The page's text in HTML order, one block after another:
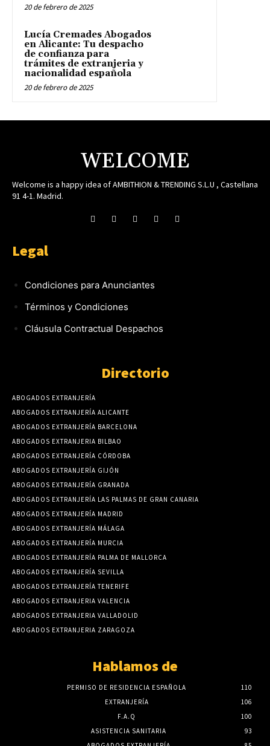
20 de febrero de 2025
Lucía Cremades Abogados
en Alicante: Tu despacho
de confianza para
trámites de extranjeria y
nacionalidad española
20 de febrero de 2025
WELCOME
Welcome is a happy idea of AMBITHION & TRENDING S.L.U , Castellana
91 4-1. Madrid.
Legal
Condiciones para Anunciantes
Términos y Condiciones
Cláusula Contractual Despachos
Directorio
ABOGADOS EXTRANJERÍA
ABOGADOS EXTRANJERÍA ALICANTE
ABOGADOS EXTRANJERÍA BARCELONA
ABOGADOS EXTRANJERIA BILBAO
ABOGADOS EXTRANJERÍA CÓRDOBA
ABOGADOS EXTRANJERÍA GIJÓN
ABOGADOS EXTRANJERÍA GRANADA
ABOGADOS EXTRANJERÍA LAS PALMAS DE GRAN CANARIA
ABOGADOS EXTRANJERÍA MADRID
ABOGADOS EXTRANJERÍA MÁLAGA
ABOGADOS EXTRANJERÍA MURCIA
ABOGADOS EXTRANJERÍA PALMA DE MALLORCA
ABOGADOS EXTRANJERÍA SEVILLA
ABOGADOS EXTRANJERÍA TENERIFE
ABOGADOS EXTRANJERIA VALENCIA
ABOGADOS EXTRANJERIA VALLADOLID
ABOGADOS EXTRANJERIA ZARAGOZA
Hablamos de
PERMISO DE RESIDENCIA ESPAÑOLA
110
EXTRANJERÍA
106
F.A.Q
100
ASISTENCIA SANITARIA
93